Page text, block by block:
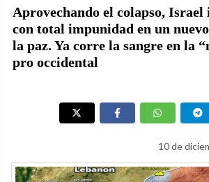
Aprovechando el colapso, Israel
con total impunidad en un
la paz. Ya corre la sangre en la
pro occidental
10 de